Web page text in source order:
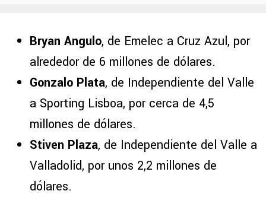
Bryan Angulo, de Emelec a Cruz Azul, por
alrededor de 6 millones de dólares.
Gonzalo Plata, de Independiente del Valle
a Sporting Lisboa, por cerca de 4,5
millones de dólares.
Stiven Plaza, de Independiente del Valle a
Valladolid, por unos 2,2 millones de
dólares.